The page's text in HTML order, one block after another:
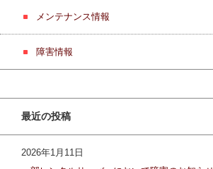
メンテナンス情報
障害情報
最近の投稿
2026年1月11日